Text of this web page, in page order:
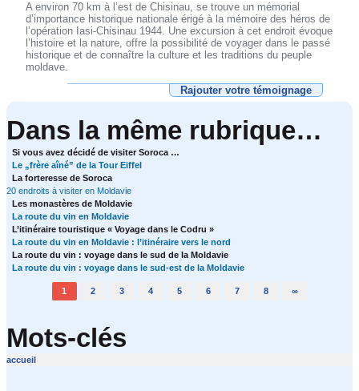
A environ 70 km à l’est de Chisinau, se trouve un mémorial
d’importance historique nationale érigé à la mémoire des héros de
l’opération Iasi-Chisinau 1944. Une excursion à cet endroit évoque
l’histoire et la nature, offre la possibilité de voyager dans le passé
historique et de connaître la culture et les traditions du peuple
moldave.
Rajouter votre témoignage
Dans la même rubrique…
Si vous avez décidé de visiter Soroca …
Le „frère aîné” de la Tour Eiffel
La forteresse de Soroca
20 endroits à visiter en Moldavie
Les monastères de Moldavie
La route du vin en Moldavie
L’itinéraire touristique « Voyage dans le Codru »
La route du vin en Moldavie : l’itinéraire vers le nord
La route du vin : voyage dans le sud de la Moldavie
La route du vin : voyage dans le sud-est de la Moldavie
1 2 3 4 5 6 7 8 ∞
Mots-clés
accueil